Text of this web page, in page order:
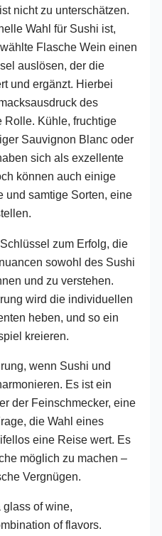
nicht zu unterschätzen.
Wahl für Sushi ist,
Flasche Wein einen
auslösen, der die
und ergänzt. Hierbei
des
Rolle. Kühle, fruchtige
Sauvignon Blanc oder
sich als exzellente
können auch einige
und samtige Sorten, eine
zum Erfolg, die
sowohl des Sushi
und zu verstehen.
wird die individuellen
heben, und so ein
kreieren.
wenn Sushi und
Es ist ein
der Feinschmecker, eine
die Wahl eines
eine Reise wert. Es
möglich zu machen –
Vergnügen.